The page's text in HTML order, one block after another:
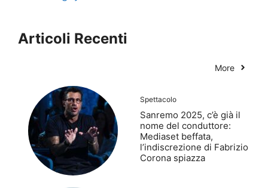
Articoli Recenti
More
Spettacolo
Sanremo 2025, c’è già il
nome del conduttore:
Mediaset beffata,
l’indiscrezione di Fabrizio
Corona spiazza